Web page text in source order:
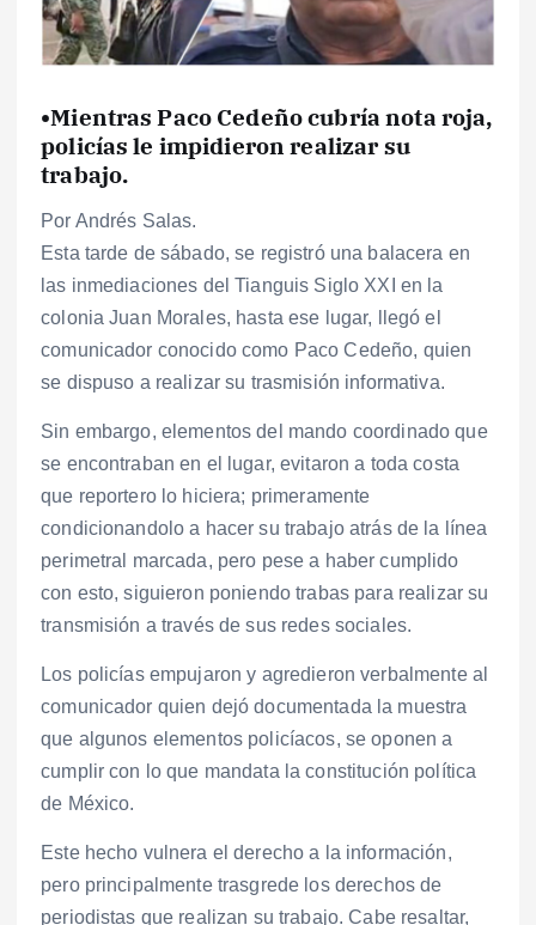
•Mientras Paco Cedeño cubría nota roja,
policías le impidieron realizar su
trabajo.
Por Andrés Salas.
Esta tarde de sábado, se registró una balacera en
las inmediaciones del Tianguis Siglo XXI en la
colonia Juan Morales, hasta ese lugar, llegó el
comunicador conocido como Paco Cedeño, quien
se dispuso a realizar su trasmisión informativa.
Sin embargo, elementos del mando coordinado que
se encontraban en el lugar, evitaron a toda costa
que reportero lo hiciera; primeramente
condicionandolo a hacer su trabajo atrás de la línea
perimetral marcada, pero pese a haber cumplido
con esto, siguieron poniendo trabas para realizar su
transmisión a través de sus redes sociales.
Los policías empujaron y agredieron verbalmente al
comunicador quien dejó documentada la muestra
que algunos elementos policíacos, se oponen a
cumplir con lo que mandata la constitución política
de México.
Este hecho vulnera el derecho a la información,
pero principalmente trasgrede los derechos de
periodistas que realizan su trabajo. Cabe resaltar,